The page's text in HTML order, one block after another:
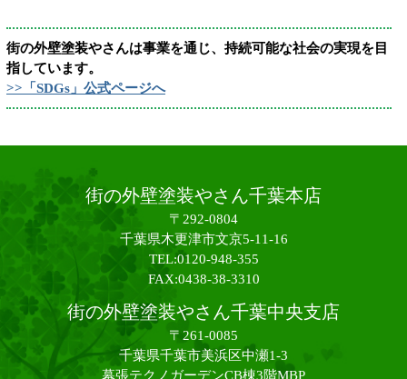
街の外壁塗装やさんは事業を通じ、持続可能な社会の実現を目
指しています。
>>「SDGs」公式ページへ
街の外壁塗装やさん千葉本店
〒292-0804
千葉県木更津市文京5-11-16
TEL:0120-948-355
FAX:0438-38-3310
街の外壁塗装やさん千葉中央支店
〒261-0085
千葉県千葉市美浜区中瀬1-3
幕張テクノガーデンCB棟3階MBP